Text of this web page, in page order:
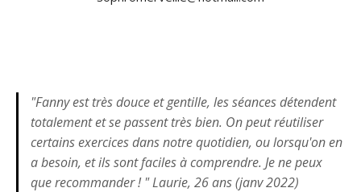
"Fanny est très douce et gentille, les séances détendent
totalement et se passent très bien. On peut réutiliser
certains exercices dans notre quotidien, ou lorsqu'on en
a besoin, et ils sont faciles à comprendre. Je ne peux
que recommander ! " Laurie, 26 ans (janv 2022)